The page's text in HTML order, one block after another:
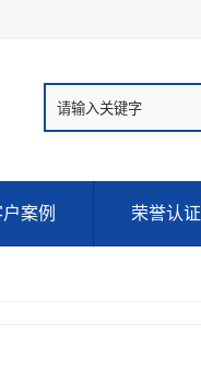
案例 荣誉认证